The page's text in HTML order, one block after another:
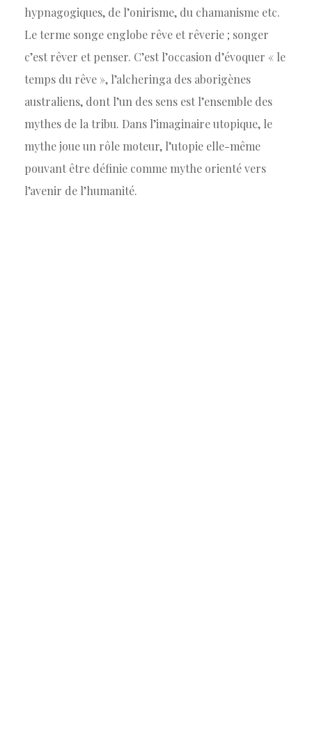
hypnagogiques, de l’onirisme, du chamanisme etc.
Le terme songe englobe rêve et rêverie ; songer
c’est rêver et penser. C’est l’occasion d’évoquer « le
temps du rêve », l’alcheringa des aborigènes
australiens, dont l’un des sens est l’ensemble des
mythes de la tribu. Dans l’imaginaire utopique, le
mythe joue un rôle moteur, l’utopie elle-même
pouvant être définie comme mythe orienté vers
l’avenir de l’humanité.